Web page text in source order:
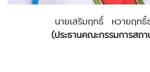
นายเสริมฤทธิ์ หวายฤทธิ์
(ประธานคณะกรรมการสถ